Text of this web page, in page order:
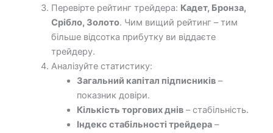
Перевірте рейтинг трейдера: Кадет, Бронза,
Срібло, Золото. Чим вищий рейтинг – тим
більше відсотка прибутку ви віддаєте
трейдеру.
Аналізуйте статистику:
Загальний капітал підписників–
показник довіри.
Кількість торгових днів– стабільність.
Індекс стабільності трейдера–